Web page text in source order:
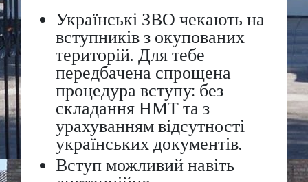
Українські ЗВО чекають на
вступників з окупованих
територій. Для тебе
передбачена спрощена
процедура вступу: без
складання НМТ та з
урахуванням відсутності
українських документів.
Вступ можливий навіть